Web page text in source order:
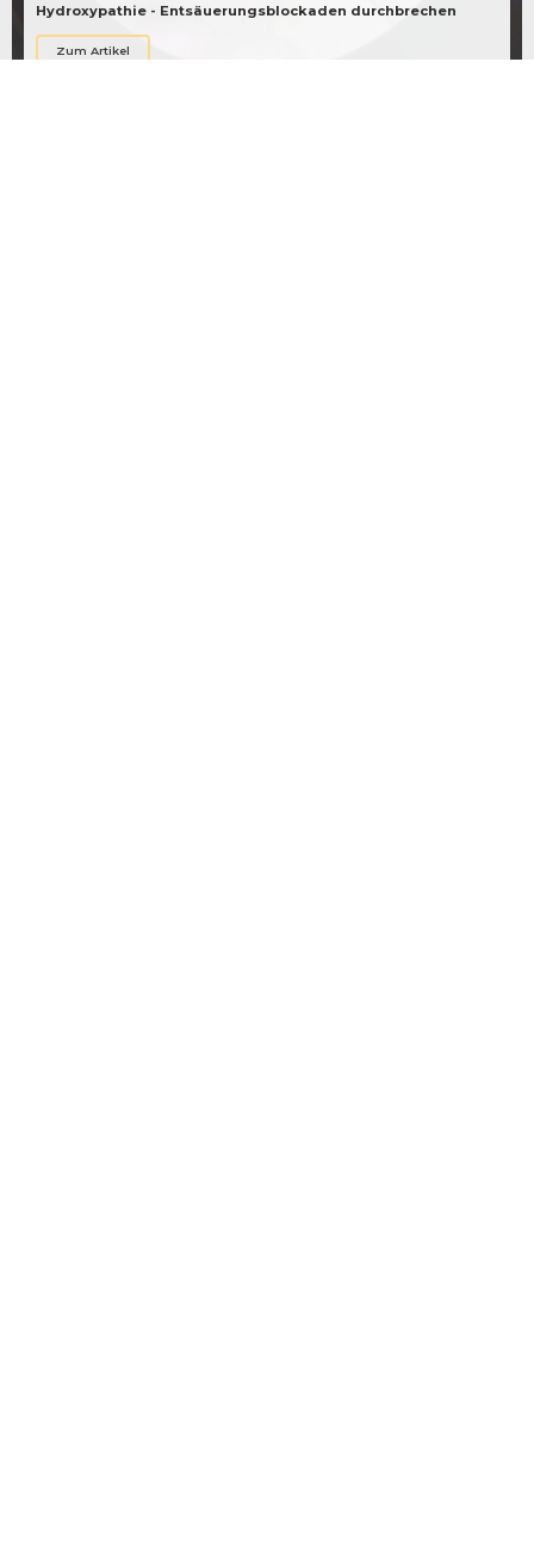
Hydroxypathie - Entsäuerungsblockaden durchbrechen
Zum Artikel